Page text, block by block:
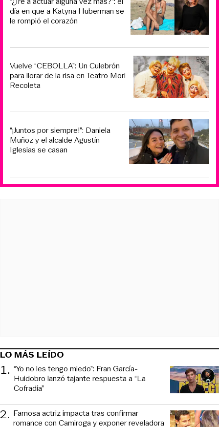
día en que a Katyna Huberman se
le rompió el corazón
Vuelve “CEBOLLA”: Un Culebrón
para llorar de la risa en Teatro Mori
Recoleta
“¡Juntos por siempre!”: Daniela
Muñoz y el alcalde Agustín
Iglesias se casan
LO MÁS LEÍDO
1. “Yo no les tengo miedo”: Fran García-
Huidobro lanzó tajante respuesta a “La
Cofradía”
2. Famosa actriz impacta tras confirmar
romance con Camiroga y exponer reveladora